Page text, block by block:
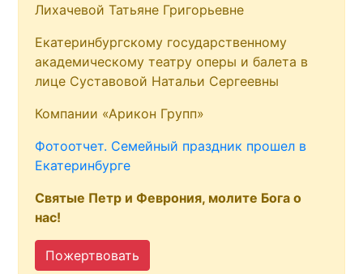
Лихачевой Татьяне Григорьевне
Екатеринбургскому государственному
академическому театру оперы и балета в
лице Суставовой Натальи Сергеевны
Компании «Арикон Групп»
Фотоотчет. Семейный праздник прошел в
Екатеринбурге
Святые Петр и Феврония, молите Бога о
нас!
Пожертвовать